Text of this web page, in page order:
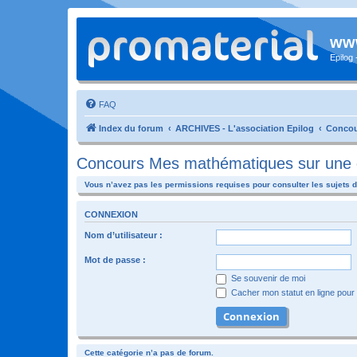
Epilog
FAQ
Index du forum ARCHIVES - L'association Epilog
Concours Mes mathématiques sur une
Vous n’avez pas les permissions requises pour consulter les sujets
CONNEXION
Nom d’utilisateur :
Mot de passe :
Se souvenir de moi
Cacher mon statut en ligne
Cette catégorie n’a pas de forum.